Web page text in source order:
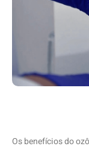
Os benefícios do